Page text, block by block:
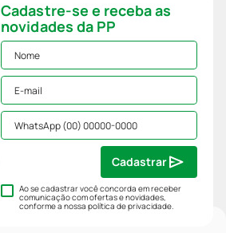
Cadastre-se e receba as
novidades da PP
Ao se cadastrar você concorda em receber
comunicação com ofertas e novidades,
conforme a nossapolítica de privacidade.
Cadastrar